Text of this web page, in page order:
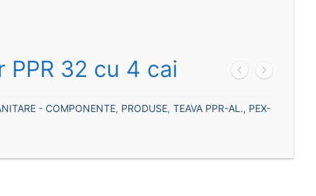
32 cu 4 cai
- COMPONENTE, PRODUSE,TEAVA PPR-AL., PEX-